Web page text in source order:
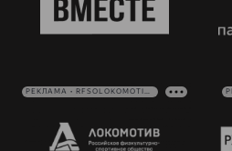
РЕКЛАМА • RFSOLOKOMOTIV.RU